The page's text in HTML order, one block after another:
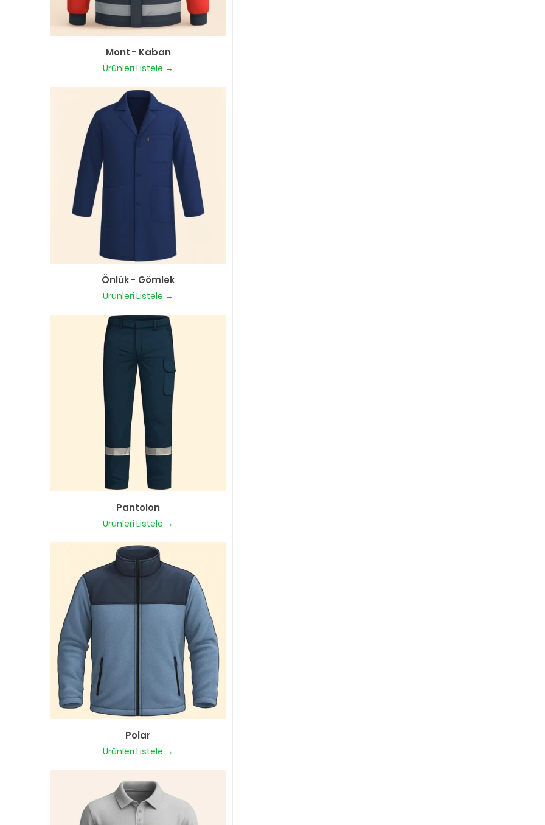
Mont - Kaban
Ürünleri Listele →
Önlük - Gömlek
Ürünleri Listele →
Pantolon
Ürünleri Listele →
Polar
Ürünleri Listele →